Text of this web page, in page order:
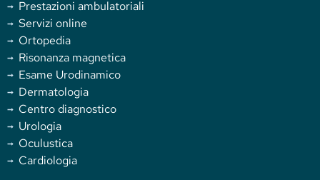
Prestazioni ambulatoriali
Servizi online
Ortopedia
Risonanza magnetica
Esame Urodinamico
Dermatologia
Centro diagnostico
Urologia
Oculustica
Cardiologia